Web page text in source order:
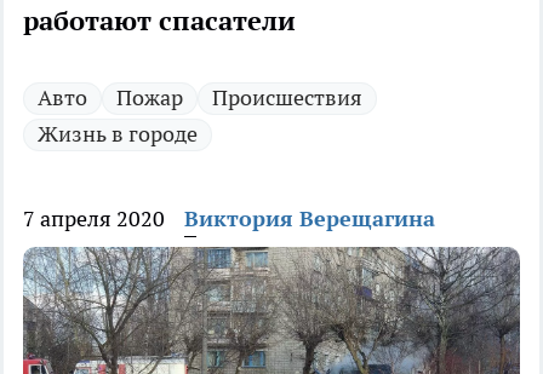
работают спасатели
Авто Пожар
Происшествия
Жизнь в городе
7 апреля 2020 Виктория Верещагина